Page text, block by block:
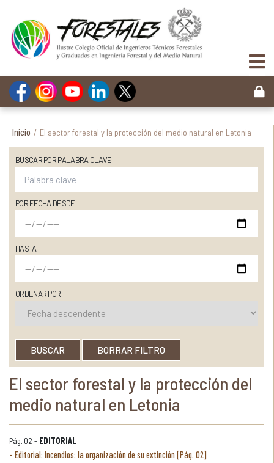
Inicio / El sector forestal y la protección del medio natural en Letonia
BUSCAR POR PALABRA CLAVE
POR FECHA DESDE
HASTA
ORDENAR POR
BUSCAR BORRAR FILTRO
El sector forestal y la protección del
medio natural en Letonia
Pág. 02 - EDITORIAL
Editorial: Incendios: la organización de su extinción [Pág. 02]